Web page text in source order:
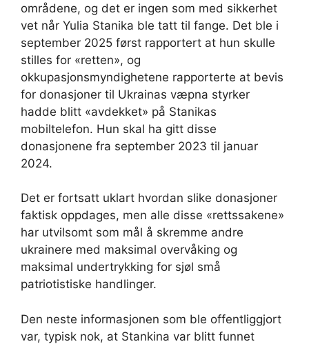
områdene, og det er ingen som med sikkerhet
vet når Yulia Stanika ble tatt til fange. Det ble i
september 2025 først rapportert at hun skulle
stilles for «retten», og
okkupasjonsmyndighetene rapporterte at bevis
for donasjoner til Ukrainas væpna styrker
hadde blitt «avdekket» på Stanikas
mobiltelefon. Hun skal ha gitt disse
donasjonene fra september 2023 til januar
2024.
Det er fortsatt uklart hvordan slike donasjoner
faktisk oppdages, men alle disse «rettssakene»
har utvilsomt som mål å skremme andre
ukrainere med maksimal overvåking og
maksimal undertrykking for sjøl små
patriotistiske handlinger.
Den neste informasjonen som ble offentliggjort
var, typisk nok, at Stankina var blitt funnet